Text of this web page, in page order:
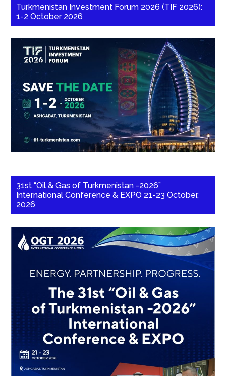
Turkmenistan Investment Forum 2026 (TIF 2026):
1-2 October 2026
31st “Oil & Gas of Turkmenistan -2026”
International Conference & EXPO 21-23 October,
2026